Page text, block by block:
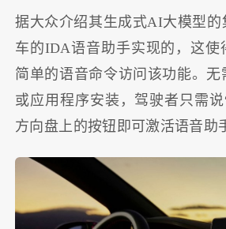
据大众介绍其生成式AI大模型
车的IDA语音助手实现的，这使
简单的语音命令访问该功能。
或应用程序安装，驾驶者只需
方向盘上的按钮即可激活语音助